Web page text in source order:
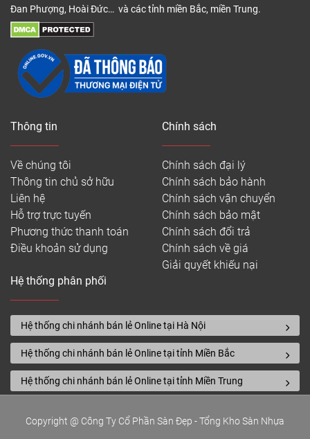
Đan Phượng, Hoài Đức… và các tỉnh miền Bắc, miền Trung.
Thông tin
Về chúng tôi
Thông tin chủ sở hữu
Liên hệ
Hỗ trợ trực tuyến
Phương thức thanh toán
Điều khoản sử dụng
Chính sách
Chính sách đại lý
Chính sách bảo hành
Chính sách vận chuyển
Chính sách bảo mật
Chính sách đổi trả
Chính sách về giá
Giải quyết khiếu nại
Hệ thống phân phối
Hệ thống chi nhánh bán lẻ Online tại Hà Nội
Hệ thống chi nhánh bán lẻ Online tại tỉnh Miền Bắc
Hệ thống chi nhánh bán lẻ Online tại tỉnh Miền Trung
Copyright @ Công Ty Cổ Phần Sàn Đẹp - Tổng Kho Sàn Nhựa